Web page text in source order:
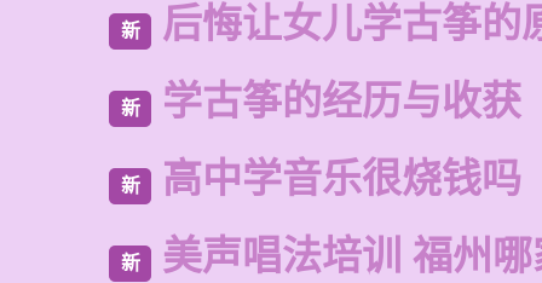
新 后悔让女儿学古筝的
新 学古筝的经历与收获
新 高中学音乐很烧钱吗
新 美声唱法培训 福州